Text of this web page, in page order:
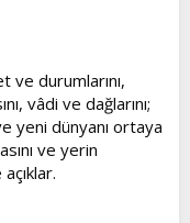
durumlarını,
vâdi ve dağlarını;
yeni dünyanı ortaya
ve yerin